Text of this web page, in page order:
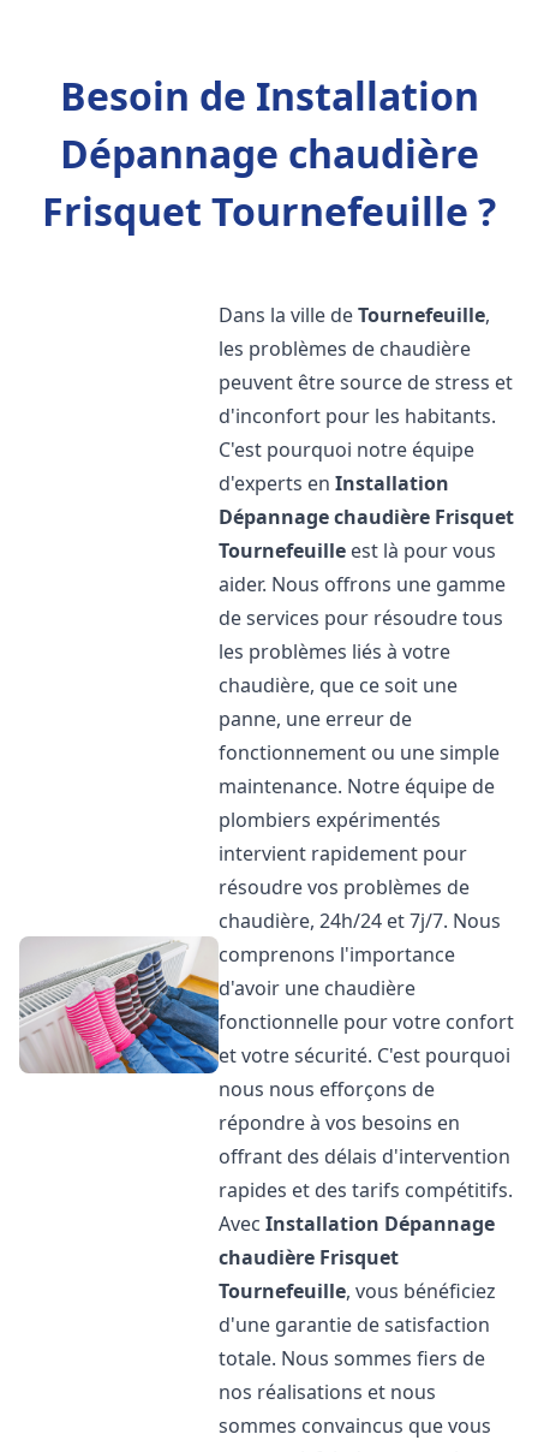
Besoin de Installation
Dépannage chaudière
Frisquet Tournefeuille ?
Dans la ville deTournefeuille,
les problèmes de chaudière
peuvent être source de stress et
d'inconfort pour les habitants.
C'est pourquoi notre équipe
d'experts enInstallation
Dépannage chaudière Frisquet
Tournefeuille est là pour vous
aider. Nous offrons une gamme
de services pour résoudre tous
les problèmes liés à votre
chaudière, que ce soit une
panne, une erreur de
fonctionnement ou une simple
maintenance. Notre équipe de
plombiers expérimentés
intervient rapidement pour
résoudre vos problèmes de
chaudière, 24h/24 et 7j/7. Nous
comprenons l'importance
d'avoir une chaudière
fonctionnelle pour votre confort
et votre sécurité. C'est pourquoi
nous nous efforçons de
répondre à vos besoins en
offrant des délais d'intervention
rapides et des tarifs compétitifs.
AvecInstallation Dépannage
chaudière Frisquet
Tournefeuille, vous bénéficiez
d'une garantie de satisfaction
totale. Nous sommes fiers de
nos réalisations et nous
sommes convaincus que vous